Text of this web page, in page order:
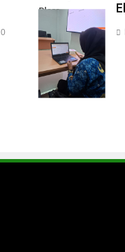
0
Blora
Tingkatkan
Respons Rate
Sensus
Ekonomi 2026